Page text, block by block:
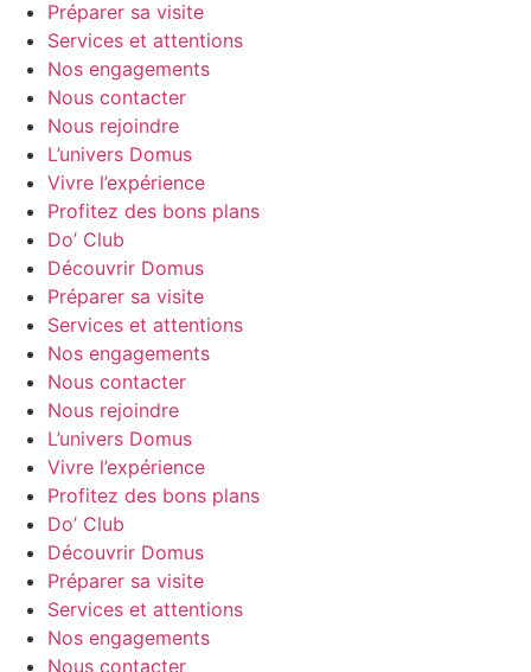
Préparer sa visite
Services et attentions
Nos engagements
Nous contacter
Nous rejoindre
L’univers Domus
Vivre l’expérience
Profitez des bons plans
Do’ Club
Découvrir Domus
Préparer sa visite
Services et attentions
Nos engagements
Nous contacter
Nous rejoindre
L’univers Domus
Vivre l’expérience
Profitez des bons plans
Do’ Club
Découvrir Domus
Préparer sa visite
Services et attentions
Nos engagements
Nous contacter